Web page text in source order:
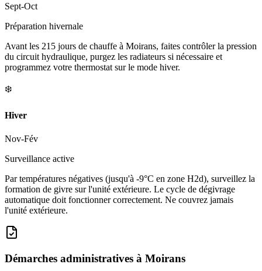
Sept-Oct
Préparation hivernale
Avant les 215 jours de chauffe à Moirans, faites contrôler la pression
du circuit hydraulique, purgez les radiateurs si nécessaire et
programmez votre thermostat sur le mode hiver.
❄️
Hiver
Nov-Fév
Surveillance active
Par températures négatives (jusqu'à -9°C en zone H2d), surveillez la
formation de givre sur l'unité extérieure. Le cycle de dégivrage
automatique doit fonctionner correctement. Ne couvrez jamais
l'unité extérieure.
Démarches administratives à Moirans